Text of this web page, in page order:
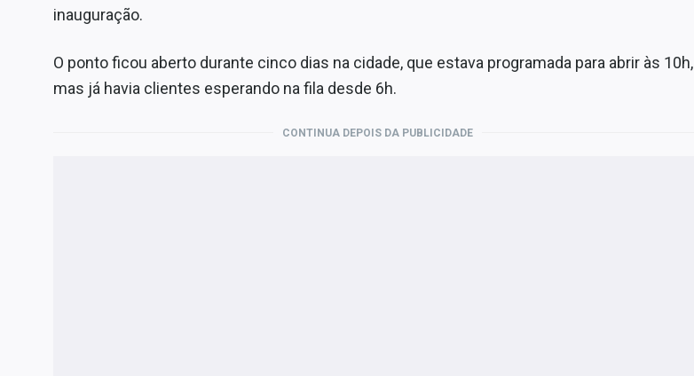
inauguração.
O ponto ficou aberto durante cinco dias na cidade, que estava programada para abrir às 10h,
mas já havia clientes esperando na fila desde 6h.
CONTINUA DEPOIS DA PUBLICIDADE